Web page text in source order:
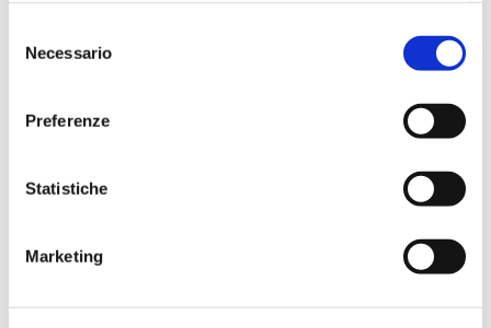
delNecessario
Preferenze
Statistiche
Marketing
CAPPELLIERA WAVE NERA, DXH